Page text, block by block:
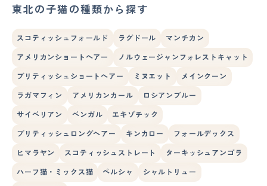
東北の子猫の種類から探す
スコティッシュフォールド ラグドール マンチカン
アメリカンショートヘアー ノルウェージャンフォレストキャット
ブリティッシュショートヘアー ミヌエット メインクーン
ラガマフィン アメリカンカール ロシアンブルー
サイベリアン ベンガル エキゾチック
ブリティッシュロングヘアー キンカロー フォールデックス
ヒマラヤン スコティッシュストレート ターキッシュアンゴラ
ハーフ猫・ミックス猫 ペルシャ シャルトリュー